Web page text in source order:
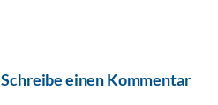
Schreibe einen Kommentar